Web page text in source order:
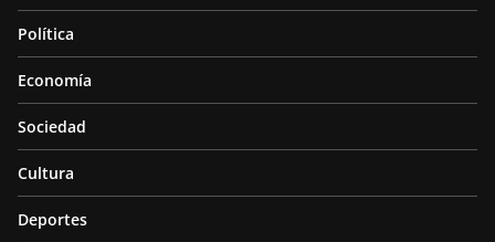
Política
Economía
Sociedad
Cultura
Deportes